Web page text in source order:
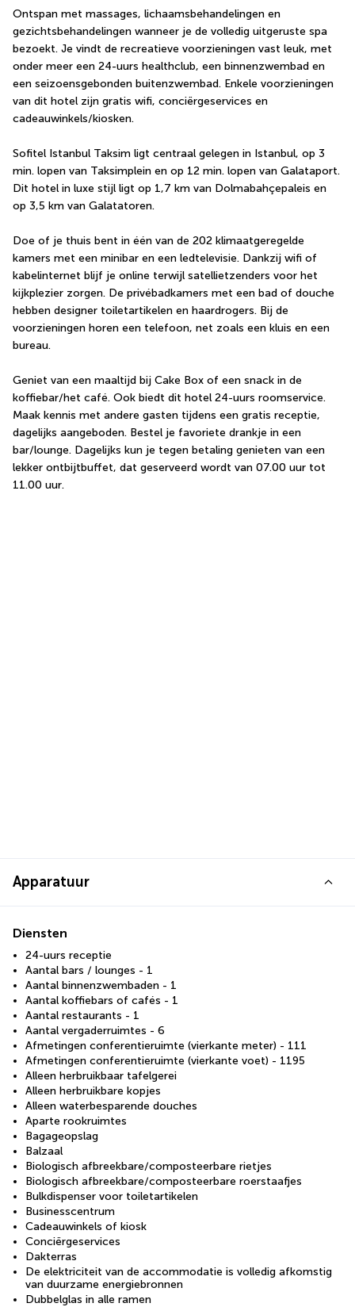
Ontspan met massages, lichaamsbehandelingen en
gezichtsbehandelingen wanneer je de volledig uitgeruste spa
bezoekt. Je vindt de recreatieve voorzieningen vast leuk, met
onder meer een 24-uurs healthclub, een binnenzwembad en
een seizoensgebonden buitenzwembad. Enkele voorzieningen
van dit hotel zijn gratis wifi, conciërgeservices en
cadeauwinkels/kiosken.
Sofitel Istanbul Taksim ligt centraal gelegen in Istanbul, op 3
min. lopen van Taksimplein en op 12 min. lopen van Galataport.
Dit hotel in luxe stijl ligt op 1,7 km van Dolmabahçepaleis en
op 3,5 km van Galatatoren.
Doe of je thuis bent in één van de 202 klimaatgeregelde
kamers met een minibar en een ledtelevisie. Dankzij wifi of
kabelinternet blijf je online terwijl satellietzenders voor het
kijkplezier zorgen. De privébadkamers met een bad of douche
hebben designer toiletartikelen en haardrogers. Bij de
voorzieningen horen een telefoon, net zoals een kluis en een
bureau.
Geniet van een maaltijd bij Cake Box of een snack in de
koffiebar/het café. Ook biedt dit hotel 24-uurs roomservice.
Maak kennis met andere gasten tijdens een gratis receptie,
dagelijks aangeboden. Bestel je favoriete drankje in een
bar/lounge. Dagelijks kun je tegen betaling genieten van een
lekker ontbijtbuffet, dat geserveerd wordt van 07.00 uur tot
11.00 uur.
Apparatuur
Diensten
24-uurs receptie
Aantal bars / lounges - 1
Aantal binnenzwembaden - 1
Aantal koffiebars of cafés - 1
Aantal restaurants - 1
Aantal vergaderruimtes - 6
Afmetingen conferentieruimte (vierkante meter) - 111
Afmetingen conferentieruimte (vierkante voet) - 1195
Alleen herbruikbaar tafelgerei
Alleen herbruikbare kopjes
Alleen waterbesparende douches
Aparte rookruimtes
Bagageopslag
Balzaal
Biologisch afbreekbare/composteerbare rietjes
Biologisch afbreekbare/composteerbare roerstaafjes
Bulkdispenser voor toiletartikelen
Businesscentrum
Cadeauwinkels of kiosk
Conciërgeservices
Dakterras
De elektriciteit van de accommodatie is volledig afkomstig
van duurzame energiebronnen
Dubbelglas in alle ramen